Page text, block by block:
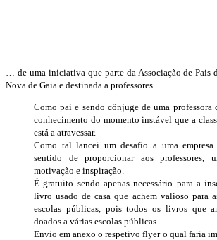
… de uma iniciativa que parte da Associação de Pais
Nova de Gaia e destinada a professores.
Como pai e sendo cônjuge de uma professora
conhecimento do momento instável que a
está a atravessar.
Como tal lancei um desafio a uma
sentido de proporcionar aos professores,
motivação e inspiração.
É gratuito sendo apenas necessário para a
livro usado de casa que achem valioso para
escolas públicas, pois todos os livros que
doados a várias escolas públicas.
Envio em anexo o respetivo flyer o qual faria